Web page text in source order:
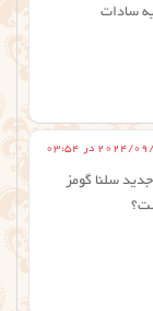
سادات
09/09 در 03:54
سلنا گومز